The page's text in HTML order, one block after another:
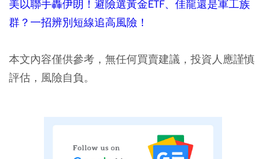
美以聯手轟伊朗！避險選黃金ETF、佳龍還是軍工族
群？一招辨別短線追高風險！
本文內容僅供參考，無任何買賣建議，投資人應謹慎
評估，風險自負。